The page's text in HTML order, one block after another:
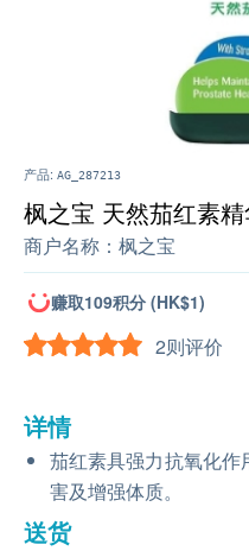
产品: AG_287213
枫之宝 天然茄红素
商户名称： 枫之宝
赚取109积分 (HK$1)
2则评价
详情
茄红素具强力抗氧化
害及增强体质。
送货